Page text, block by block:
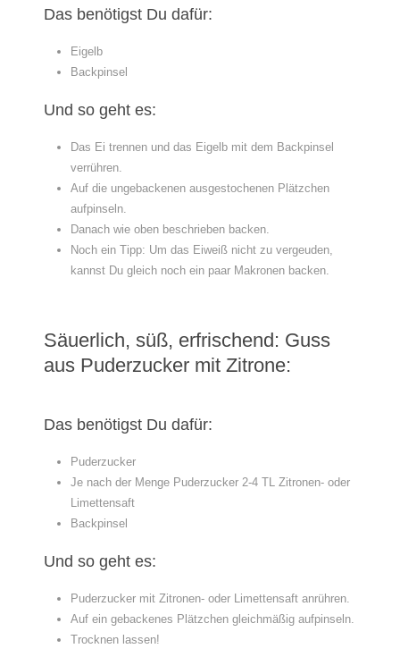
Das benötigst Du dafür:
Eigelb
Backpinsel
Und so geht es:
Das Ei trennen und das Eigelb mit dem Backpinsel
verrühren.
Auf die ungebackenen ausgestochenen Plätzchen
aufpinseln.
Danach wie oben beschrieben backen.
Noch ein Tipp: Um das Eiweiß nicht zu vergeuden,
kannst Du gleich noch ein paar Makronen backen.
Säuerlich, süß, erfrischend: Guss
aus Puderzucker mit Zitrone:
Das benötigst Du dafür:
Puderzucker
Je nach der Menge Puderzucker 2-4 TL Zitronen- oder
Limettensaft
Backpinsel
Und so geht es:
Puderzucker mit Zitronen- oder Limettensaft anrühren.
Auf ein gebackenes Plätzchen gleichmäßig aufpinseln.
Trocknen lassen!